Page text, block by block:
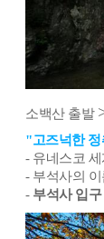
소백산 출발
"고즈넉한
- 유네스코
- 부석사의
- 부석사 입